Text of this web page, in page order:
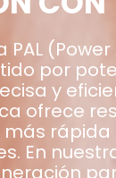
por
y
ofrece
En